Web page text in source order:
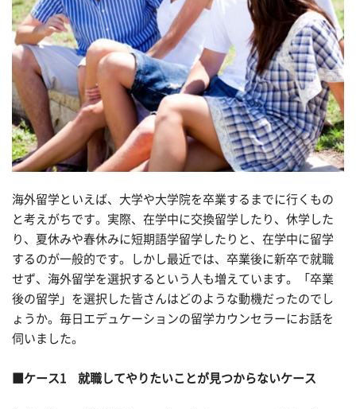
海外留学といえば、大学や大学院を卒業するまでに行くもの
と考えがちです。実際、在学中に交換留学したり、休学した
り、夏休みや春休みに短期語学留学したりと、在学中に留学
するのが一般的です。しかし最近では、卒業後に新卒で就職
せず、海外留学を選択するという人も増えています。「卒業
後の留学」を選択した皆さんはどのような動機だったのでし
ょうか。毎日エデュケーションの留学カウンセラーにお話を
伺いました。
■ケース1 就職してやりたいことが見つからないケース